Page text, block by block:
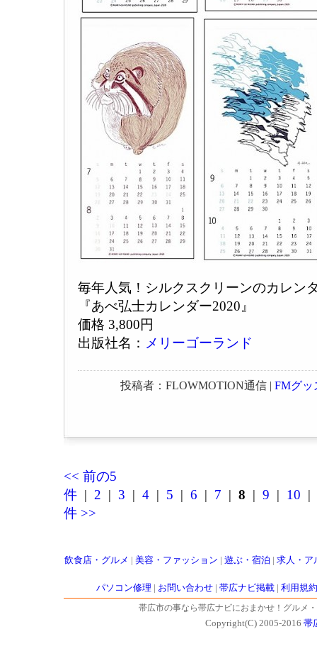
毎年人気！シルクスクリーンのカレン
『あべ弘士カレンダー2020』
価格 3,800円
出版社名： メリーゴーランド
投稿者：FLOWMOTION通信 | FMグッ
<< 前の5
件 | 2 | 3 | 4 | 5 | 6 | 7 | 8 | 9 | 10 |
件 >>
飲食店・グルメ 美容・ファッション 遊ぶ・宿泊 求人・ア
パソコン修理 お問い合わせ| 帯広ナビ掲載| 利用規約
帯広市の事なら帯広ナビにおまかせ！グルメ
Copyright(C) 2005-2016 帯